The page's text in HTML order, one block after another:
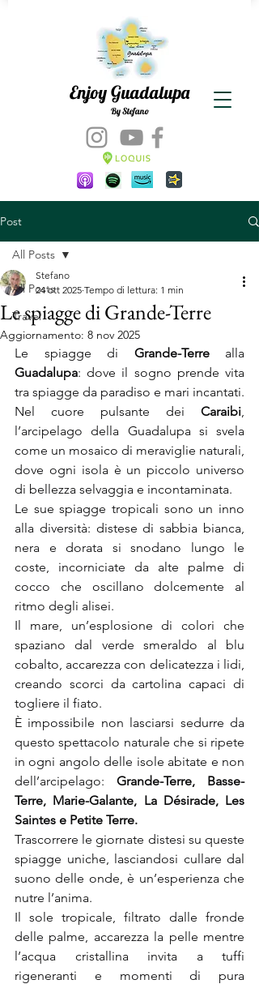
Enjoy Guadalupa
By Stefano
Post
All Posts
Travel
All Posts
Le spiagge di Grande-Terre
Stefano
24 ott 2025 Tempo di lettura: 1 min
Aggiornamento: 8 nov 2025
Le spiagge di Grande-Terre
Guadalupa: dove il sogno prende vita
tra spiagge da paradiso e mari incantati.
Nel cuore pulsante dei Caraibi,
l’arcipelago della Guadalupa si svela
come un mosaico di meraviglie naturali,
dove ogni isola è un piccolo universo
di bellezza selvaggia e incontaminata.
Le sue spiagge tropicali sono un inno
alla diversità: distese di sabbia bianca,
nera e dorata si snodano lungo le
coste, incorniciate da alte palme di
cocco che oscillano dolcemente al
ritmo degli alisei.
Il mare, un’esplosione di colori che
spaziano dal verde smeraldo al blu
cobalto, accarezza con delicatezza i lidi,
creando scorci da cartolina capaci di
togliere il fiato.
È impossibile non lasciarsi sedurre da
questo spettacolo naturale che si ripete
in ogni angolo delle isole abitate e non
dell’arcipelago: Grande-Terre, Basse-
Terre, Marie-Galante, La Désirade, Les
Saintes e Petite Terre.
Trascorrere le giornate distesi su queste
spiagge uniche, lasciandosi cullare dal
suono delle onde, è un’esperienza che
nutre l’anima.
Il sole tropicale, filtrato dalle fronde
delle palme, accarezza la pelle mentre
l’acqua cristallina invita a tuffi
rigeneranti e momenti di pura